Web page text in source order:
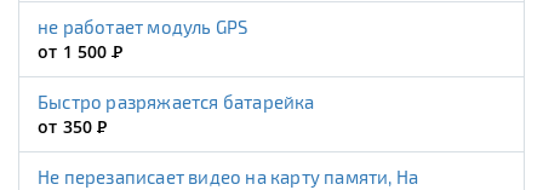
не работает модуль GPS
от 1 500Р
Быстро разряжается батарейка
от 350Р
Не перезаписает видео на карту памяти, На